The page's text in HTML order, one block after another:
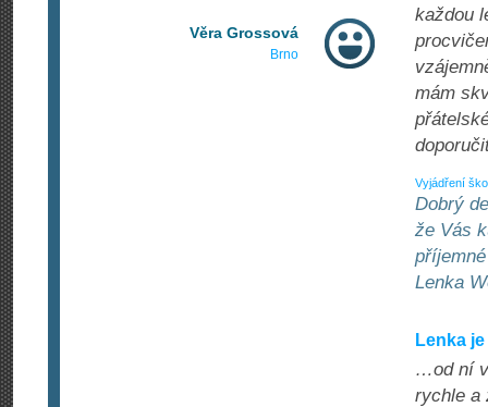
Věra Grossová
Brno
každou
mám
Vyjádření
Dobrý
že Vás
Lenka
Lenka
…od ní v
rychle a